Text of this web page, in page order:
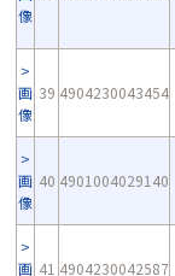
像
画
像
39 4904230043454
画
像
40 4901004029140
画 41 4904230042587